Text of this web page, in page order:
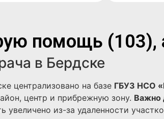
помощь (103),
в Бердске
централизовано на базе ГБУЗ НСО
центр и прибрежную зону. Важно
из-за удаленности